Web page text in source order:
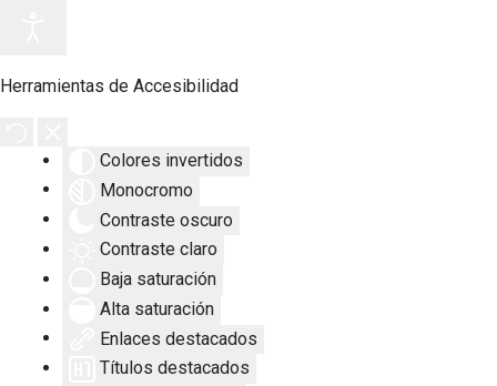
Herramientas de Accesibilidad
Colores invertidos
Monocromo
Contraste oscuro
Contraste claro
Baja saturación
Alta saturación
Enlaces destacados
Títulos destacados